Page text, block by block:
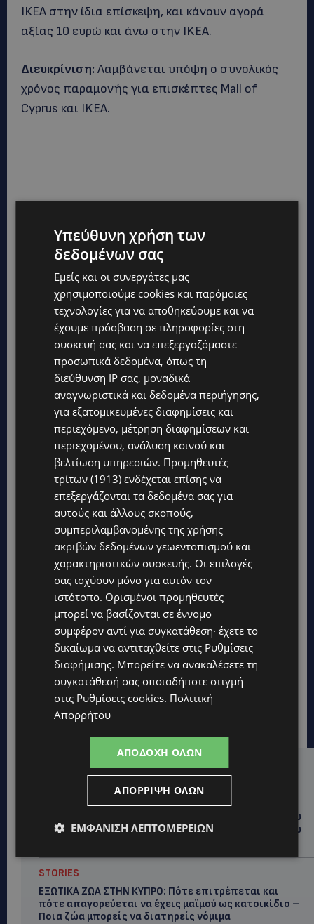
ΙΚΕΑ στην ίδια επίσκεψη, και κάνουν αγορά
αξίας 10 ευρώ και άνω στην IKEA.
Διευκρίνιση: Λαμβάνεται υπόψη ο συνολικός
χρόνος παραμονής για επισκέπτες Mall of
Cyprus και IKEA.
Hot this week
ΤΑΣΟΣ ΧΑΤΖΗΓΙΟΒΑΝΗΣ: Η συγκλονιστική ιστορία του
12χρονου Δημήτρη και η δωρεά των 12.500 ευρώ που
STORIES
ΕΞΩΤΙΚΑ ΖΩΑ ΣΤΗΝ ΚΥΠΡΟ: Πότε επιτρέπεται και
πότε απαγορεύεται να έχεις μαϊμού ως κατοικίδιο –
Ποια ζώα μπορείς να διατηρείς νόμιμα
Υπεύθυνη χρήση των
δεδομένων σας
Εμείς και οι συνεργάτες μας
χρησιμοποιούμε cookies και παρόμοιες
τεχνολογίες για να αποθηκεύουμε και να
έχουμε πρόσβαση σε πληροφορίες στη
συσκευή σας και να επεξεργαζόμαστε
προσωπικά δεδομένα, όπως τη
διεύθυνση IP σας, μοναδικά
αναγνωριστικά και δεδομένα περιήγησης,
για εξατομικευμένες διαφημίσεις και
περιεχόμενο, μέτρηση διαφημίσεων και
περιεχομένου, ανάλυση κοινού και
βελτίωση υπηρεσιών. Προμηθευτές
τρίτων (1913) ενδέχεται επίσης να
επεξεργάζονται τα δεδομένα σας για
αυτούς και άλλους σκοπούς,
συμπεριλαμβανομένης της χρήσης
ακριβών δεδομένων γεωεντοπισμού και
χαρακτηριστικών συσκευής. Οι επιλογές
σας ισχύουν μόνο για αυτόν τον
ιστότοπο. Ορισμένοι προμηθευτές
μπορεί να βασίζονται σε έννομο
συμφέρον αντί για συγκατάθεση· έχετε το
δικαίωμα να αντιταχθείτε στις Ρυθμίσεις
διαφήμισης. Μπορείτε να ανακαλέσετε τη
συγκατάθεσή σας οποιαδήποτε στιγμή
στις Ρυθμίσεις cookies. Πολιτική
Απορρήτου
ΑΠΟΔΟΧΉ ΌΛΩΝ
ΑΠΌΡΡΙΨΗ ΌΛΩΝ
ΕΜΦΆΝΙΣΗ ΛΕΠΤΟΜΕΡΕΙΏΝ